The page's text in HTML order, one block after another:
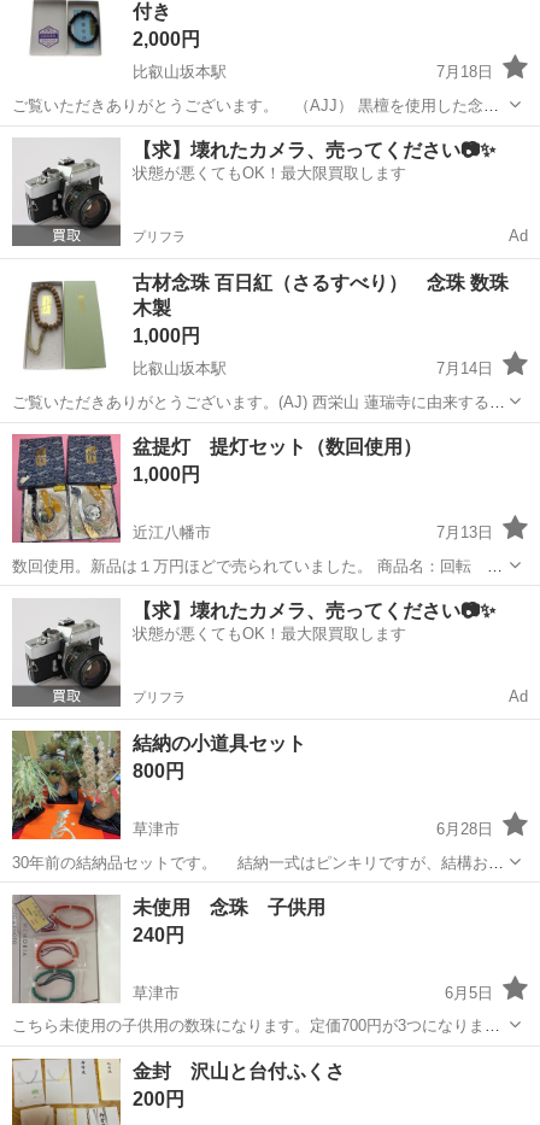
付き
2,000円
比叡山坂本駅
7月18日
ご覧いただきありがとうございます。 （AJJ） 黒檀を使用した念珠
（数珠）の出品です。 落ち着いた色合いの黒檀に、アベンチュリンの
石を組み合わせた上品な仕上がりのお品です。 法事・仏事などの正式
な場面でお使いい...
滋賀 大津市 比叡山坂本駅 冠婚葬祭
【求】壊れたカメラ、売ってください📷✨
状態が悪くてもOK！最大限買取します
プリフラ Ad
古材念珠 百日紅（さるすべり） 念珠 数珠
木製
1,000円
比叡山坂本駅
7月14日
ご覧いただきありがとうございます。(AJ) 西栄山 蓮瑞寺に由来する百
日紅（さるすべり）の古材を使用した念珠です。 木の風合いや質感を
生かした作りで、天然木ならではの温かみをお楽しみいただけます。
リユース...
滋賀 大津市 比叡山坂本駅 冠婚葬祭
盆提灯 提灯セット（数回使用）
1,000円
近江八幡市
7月13日
数回使用。新品は１万円ほどで売られていました。 商品名：回転 あ
きしま 提灯をたためるので、比較的コンパクトなサイズで保管できま
られると思いま...
滋賀 近江八幡市 冠婚葬祭
【求】壊れたカメラ、売ってください📷✨
状態が悪くてもOK！最大限買取します
プリフラ Ad
結納の小道具セット
800円
草津市
6月28日
30年前の結納品セットです。 結納一式はピンキリですが、結構お高
い代物でした。 比較的綺麗に保管されてましたが、白モノは一部黄ば
んでます。足りないものもあるかも知れません。 結納という風習が薄
くなったこの時代ではあります...
滋賀 草津市 冠婚葬祭 結納
未使用 念珠 子供用
240円
草津市
6月5日
こちら未使用の子供用の数珠になります。定価700円が3つになりま
す。どうぞよろしくお願いいたします。
滋賀 草津市 冠婚葬祭 念珠
金封 沢山と台付ふくさ
200円